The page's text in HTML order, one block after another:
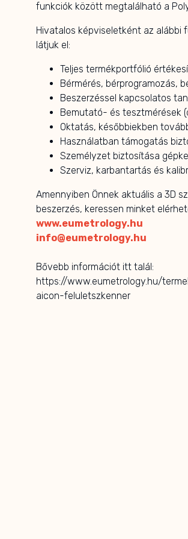
funkciók között megtalálható a
Hivatalos képviseletként az alábbi
látjuk el:
Teljes termékportfólió
Bérmérés, bérprogramozás,
Beszerzéssel kapcsolatos
Bemutató- és tesztmérések
Oktatás, későbbiekben
Használatban támogatás
Személyzet biztosítása
Szerviz, karbantartás és
Amennyiben Önnek aktuális a 3D
beszerzés, keressen minket
www.eumetrology.hu
info@eumetrology.hu
Bővebb információt itt talál:
https://www.eumetrology.hu/
aicon-feluletszkenner